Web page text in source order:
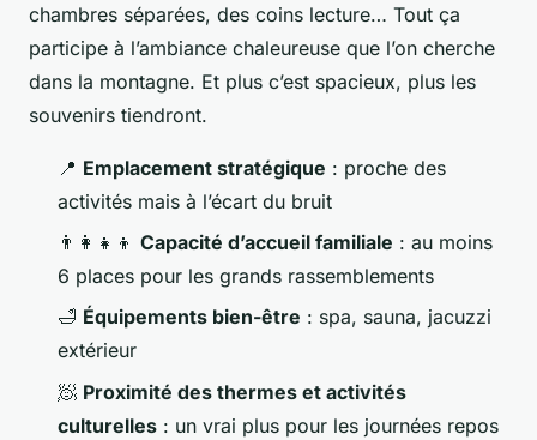
chambres séparées, des coins lecture… Tout ça
participe à l’ambiance chaleureuse que l’on cherche
dans la montagne. Et plus c’est spacieux, plus les
souvenirs tiendront.
📍 Emplacement stratégique : proche des
activités mais à l’écart du bruit
👨‍👩‍👧‍👦 Capacité d’accueil familiale : au moins
6 places pour les grands rassemblements
🛁 Équipements bien-être : spa, sauna, jacuzzi
extérieur
🧖 Proximité des thermes et activités
culturelles : un vrai plus pour les journées repos